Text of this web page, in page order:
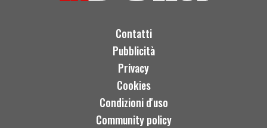
Contatti
Pubblicità
Privacy
Cookies
Condizioni d'uso
Community policy